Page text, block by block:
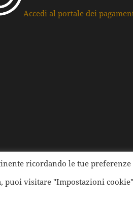
Accedi al portale dei
di Ravenna | Tutti i diritti
ricordando le tue preferenze
puoi visitare "Impostazioni